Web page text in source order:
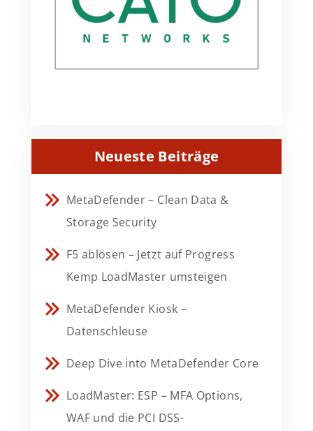
Neueste Beiträge
MetaDefender – Clean Data &
Storage Security
F5 ablösen – Jetzt auf Progress
Kemp LoadMaster umsteigen
MetaDefender Kiosk –
Datenschleuse
Deep Dive into MetaDefender Core
LoadMaster: ESP – MFA Options,
WAF und die PCI DSS-